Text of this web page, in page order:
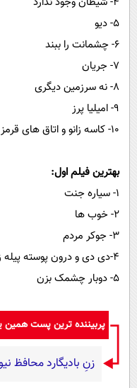
۵- دیو
۶- چشمانت را ببند
۷- جریان
۸- نه سرزمین دیگری
۹- امیلیا پرز
۱۰- کاسه زانو و اتاق های قرمز
بهترین فیلم اول:
۱- سیاره جنت
۲- خوب ها
۳- جوکر مردم
۴-دی دی و درون پوسته پیله زرد
۵- دوبار چشمک بزن
پربیننده ترین پست
زنِ بادیگارد